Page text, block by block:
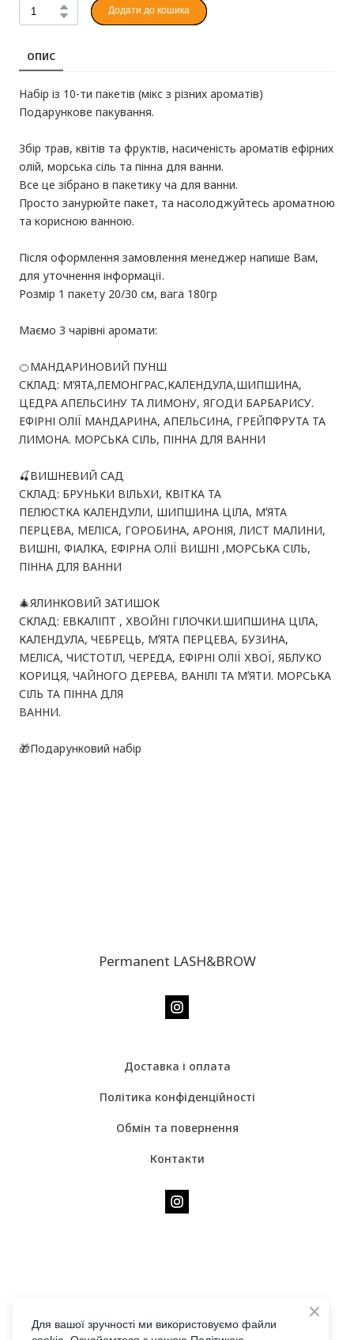
Додати до кошика
ОПИС
Набір із 10-ти пакетів (мікс з різних ароматів)
Подарункове пакування.
Збір трав, квітів та фруктів, насиченість ароматів ефірних
олій, морська сіль та пінна для ванни.
Все це зібрано в пакетику ча для ванни.
Просто занурюйте пакет, та насолоджуйтесь ароматною
та корисною ванною.
Після оформлення замовлення менеджер напише Вам,
для уточнення інформації.
Розмір 1 пакету 20/30 см, вага 180гр
Маємо 3 чарівні аромати:
🍊МАНДАРИНОВИЙ ПУНШ
СКЛАД: М’ЯТА,ЛЕМОНГРАС,КАЛЕНДУЛА,ШИПШИНА,
ЦЕДРА АПЕЛЬСИНУ ТА ЛИМОНУ, ЯГОДИ БАРБАРИСУ.
ЕФІРНІ ОЛІЇ МАНДАРИНА, АПЕЛЬСИНА, ГРЕЙПФРУТА ТА
ЛИМОНА. МОРСЬКА СІЛЬ, ПІННА ДЛЯ ВАННИ
🍒ВИШНЕВИЙ САД
СКЛАД: БРУНЬКИ ВІЛЬХИ, КВІТКА ТА
ПЕЛЮСТКА КАЛЕНДУЛИ, ШИПШИНА ЦІЛА, МʼЯТА
ПЕРЦЕВА, МЕЛІСА, ГОРОБИНА, АРОНІЯ, ЛИСТ МАЛИНИ,
ВИШНІ, ФІАЛКА, ЕФІРНА ОЛІЇ ВИШНІ ,МОРСЬКА СІЛЬ,
ПІННА ДЛЯ ВАННИ
🎄ЯЛИНКОВИЙ ЗАТИШОК
СКЛАД: ЕВКАЛІПТ , ХВОЙНІ ГІЛОЧКИ.ШИПШИНА ЦІЛА,
КАЛЕНДУЛА, ЧЕБРЕЦЬ, МʼЯТА ПЕРЦЕВА, БУЗИНА,
МЕЛІСА, ЧИСТОТІЛ, ЧЕРЕДА, ЕФІРНІ ОЛІЇ ХВОЇ, ЯБЛУКО
КОРИЦЯ, ЧАЙНОГО ДЕРЕВА, ВАНІЛІ ТА МʼЯТИ. МОРСЬКА
СІЛЬ ТА ПІННА ДЛЯ
ВАННИ.
🎁Подарунковий набір
Permanent LASH&BROW
Доставка і оплата
Політика конфіденційності
Обмін та повернення
Контакти
Для вашої зручності ми використовуємо файли